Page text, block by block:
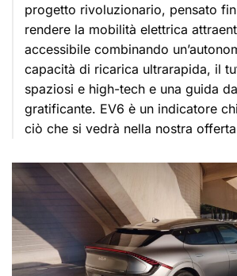
progetto rivoluzionario, pensato
rendere la mobilità elettrica
accessibile combinando
capacità di ricarica ultrarapida, il
spaziosi e high-tech e una guida
gratificante. EV6 è un indicatore
ciò che si vedrà nella nostra